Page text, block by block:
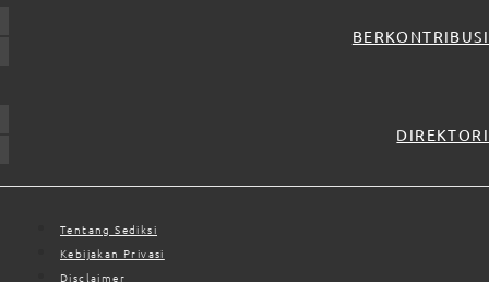
BERKONTRIBUSI
DIREKTORI
Tentang Sediksi
Kebijakan Privasi
Disclaimer